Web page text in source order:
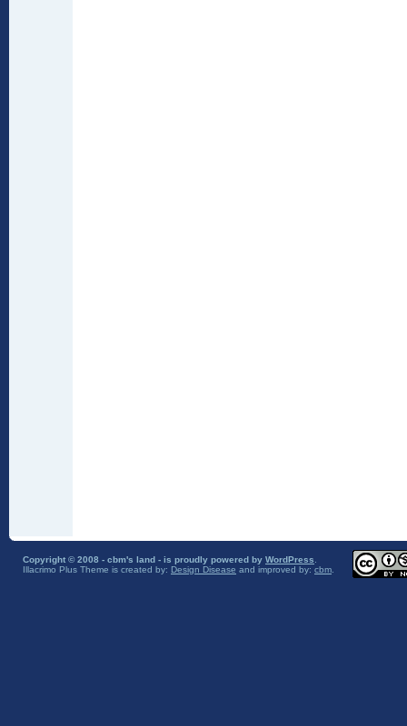
Copyright © 2008 - cbm's land - is proudly powered by WordPress
Illacrimo Plus Theme is created by: Design Disease and improved by: cbm